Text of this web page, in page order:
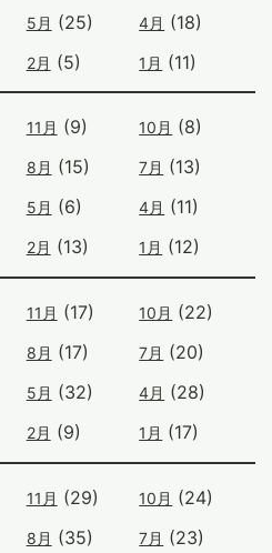
5月 (25) 4月 (18)
2月 (5) 1月 (11)
11月 (9) 10月 (8)
8月 (15) 7月 (13)
5月 (6) 4月 (11)
2月 (13) 1月 (12)
11月 (17) 10月 (22)
8月 (17) 7月 (20)
5月 (32) 4月 (28)
2月 (9) 1月 (17)
11月 (29) 10月 (24)
8月 (35) 7月 (23)